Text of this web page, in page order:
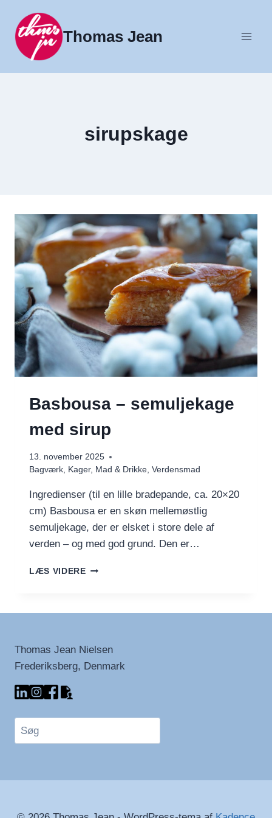
indhold
Thomas Jean
sirupskage
Basbousa – semuljekage
med sirup
13. november 2025
Bagværk, Kager, Mad & Drikke, Verdensmad
Ingredienser (til en lille bradepande, ca. 20×20
cm) Basbousa er en skøn mellemøstlig
semuljekage, der er elsket i store dele af
verden – og med god grund. Den er…
LÆS VIDEREBASBOUSA
Thomas Jean Nielsen
Frederiksberg, Denmark
Søg